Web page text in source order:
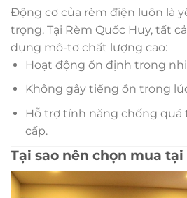
Động cơ của rèm điện luôn là
trọng. Tại Rèm Quốc Huy, tất
dụng mô-tơ chất lượng cao:
Hoạt động ổn định trong
Không gây tiếng ồn trong
Hỗ trợ tính năng chống quá
cấp.
Tại sao nên chọn mua tại